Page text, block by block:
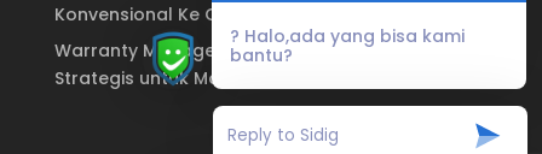
Konvensional Ke Garansi Digital
Warranty Management System: Keuntungan
Strategis untuk Manufaktur & Brand
? Halo,ada yang bisa kami
bantu?